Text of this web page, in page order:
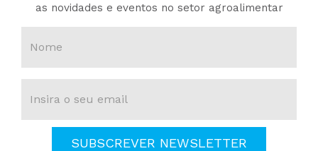
as novidades e eventos no setor agroalimentar
SUBSCREVER NEWSLETTER